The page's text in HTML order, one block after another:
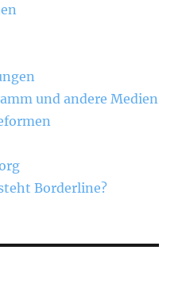
und andere Medien
Borderline?